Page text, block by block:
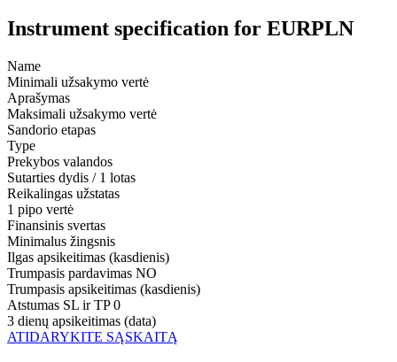
Instrument specification for EURPLN
Name
Minimali užsakymo vertė
Aprašymas
Maksimali užsakymo vertė
Sandorio etapas
Type
Prekybos valandos
Sutarties dydis / 1 lotas
Reikalingas užstatas
1 pipo vertė
Finansinis svertas
Minimalus žingsnis
Ilgas apsikeitimas (kasdienis)
Trumpasis pardavimas NO
Trumpasis apsikeitimas (kasdienis)
Atstumas SL ir TP 0
3 dienų apsikeitimas (data)
ATIDARYKITE SĄSKAITĄ